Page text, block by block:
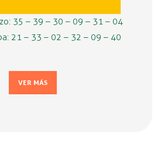
35 – 39 – 30 – 09 – 31 – 04
21 – 33 – 02 – 32 – 09 – 40
VER MÁS